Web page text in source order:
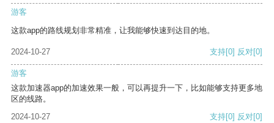
游客
这款app的路线规划非常精准，让我能够快速到达目的地。
2024-10-27 支持[0] 反对[0]
游客
这款加速器app的加速效果一般，可以再提升一下，比如能够支持更多地
区的线路。
2024-10-27
支持[0] 反对[0]